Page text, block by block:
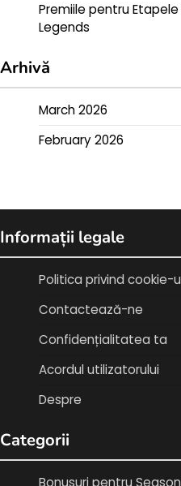
Premiile pentru
Legends
Arhivă
March 2026
February 2026
Informații legale
Politica privind cookie-
Contactează-ne
Confidențialitatea ta
Acordul utilizatorului
Despre
Categorii
Bonusuri pentru